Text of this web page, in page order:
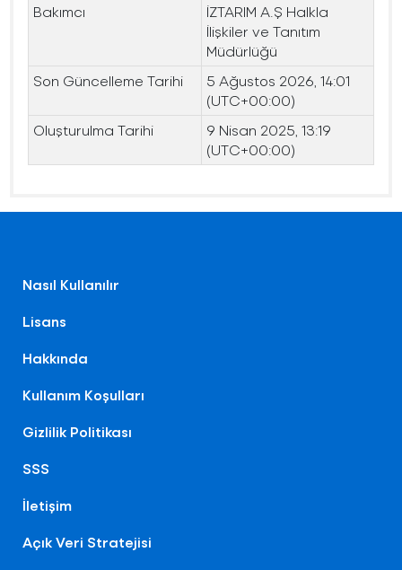
Bakımcı
İZTARIM A.Ş Halkla
İlişkiler ve Tanıtım
Müdürlüğü
Son Güncelleme Tarihi
5 Ağustos 2026, 14:01
(UTC+00:00)
Oluşturulma Tarihi
9 Nisan 2025, 13:19
(UTC+00:00)
Nasıl Kullanılır
Lisans
Hakkında
Kullanım Koşulları
Gizlilik Politikası
SSS
İletişim
Açık Veri Stratejisi